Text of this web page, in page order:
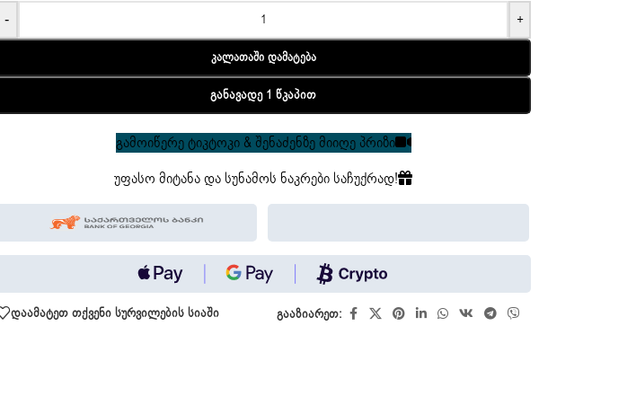
- +
Კალათაში Დამატება
Განავადე 1 Წკაპით
გამოიწერე ტიკტოკი & შენაძენზე მიიღე პრიზი
უფასო მიტანა და სუნამოს ნაკრები საჩუქრად!
დაამატეთ თქვენი სურვილების სიაში გააზიარეთ: